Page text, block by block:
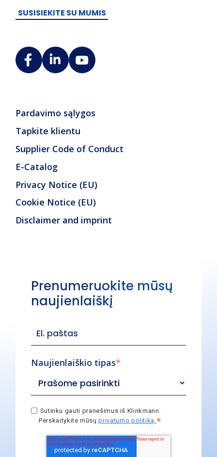
SUSISIEKITE SU MUMIS
Pardavimo sąlygos
Tapkite klientu
Supplier Code of Conduct
E-Catalog
Privacy Notice (EU)
Cookie Notice (EU)
Disclaimer and imprint
Prenumeruokite mūsų
naujienlaiškį
Naujienlaiškio tipas*
Sutinku gauti pranešimus iš Klinkmann.
Perskaitykite mūsųprivatumo politiką.*